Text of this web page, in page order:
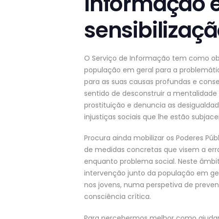
O Serviço de Informação tem como
população em geral para a
para as suas causas profundas e
sentido de desconstruir a
prostituição e denuncia as
injustiças sociais que lhe estão
Procura ainda mobilizar os Poderes
de medidas concretas que visem a
enquanto problema social. Neste
intervenção junto da população em
nos jovens, numa perspetiva de
consciência crítica.